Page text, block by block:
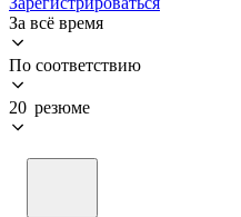
За всё время
По соответствию
20 резюме